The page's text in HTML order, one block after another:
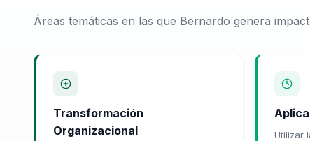
Áreas temáticas en las que Bernardo genera
Transformación
Organizacional
Utilizar